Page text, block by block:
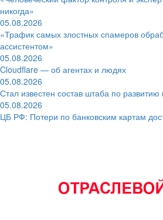
никогда»
05.08.2026
«Трафик самых злостных спамеров
ассистентом»
05.08.2026
Cloudflare — об агентах и людях
05.08.2026
Стал известен состав штаба по
05.08.2026
ЦБ РФ: Потери по банковским картам